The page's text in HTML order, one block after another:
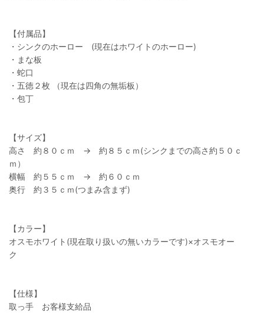
【付属品】
・シンクのホーロー (現在はホワイトのホーロー)
・まな板
・蛇口
・五徳２枚 （現在は四角の無垢板）
・包丁
【サイズ】
高さ 約８０ｃｍ → 約８５ｃｍ(シンクまでの高さ約５０ｃ
ｍ）
横幅 約５５ｃｍ → 約６０ｃｍ
奥行 約３５ｃｍ(つまみ含まず)
【カラー】
オスモホワイト(現在取り扱いの無いカラーです)×オスモオー
ク
【仕様】
取っ手 お客様支給品